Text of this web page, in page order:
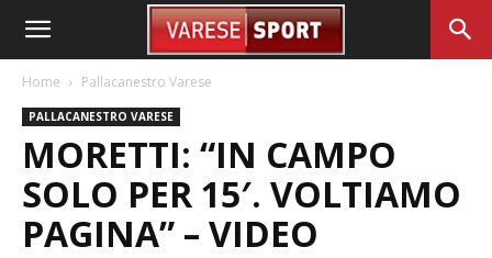
Home Pallacanestro Varese
PALLACANESTRO VARESE
MORETTI: “IN CAMPO
SOLO PER 15′. VOLTIAMO
PAGINA” – VIDEO